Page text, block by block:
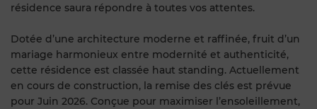
résidence saura répondre à toutes vos attentes.
Dotée d’une architecture moderne et raffinée, fruit d’un
mariage harmonieux entre modernité et authenticité,
cette résidence est classée haut standing. Actuellement
en cours de construction, la remise des clés est prévue
pour Juin 2026. Conçue pour maximiser l’ensoleillement,